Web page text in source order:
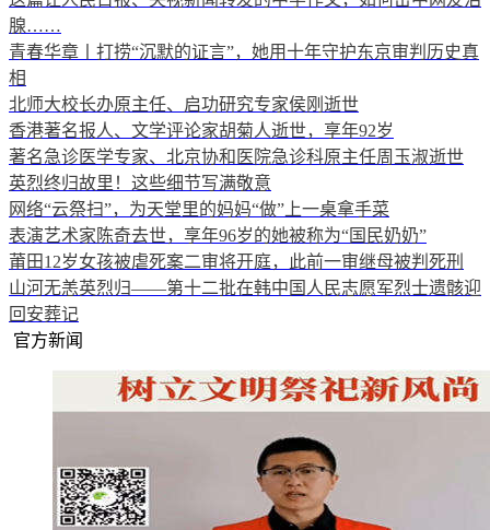
腺……
青春华章丨打捞“沉默的证言”，她用十年守护东京审判历史真
相
北师大校长办原主任、启功研究专家侯刚逝世
香港著名报人、文学评论家胡菊人逝世，享年92岁
著名急诊医学专家、北京协和医院急诊科原主任周玉淑逝世
英烈终归故里！这些细节写满敬意
网络“云祭扫”，为天堂里的妈妈“做”上一桌拿手菜
表演艺术家陈奇去世，享年96岁的她被称为“国民奶奶”
莆田12岁女孩被虐死案二审将开庭，此前一审继母被判死刑
山河无恙英烈归——第十二批在韩中国人民志愿军烈士遗骸迎
回安葬记
官方新闻